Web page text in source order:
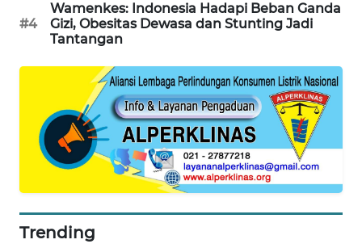
#4
Wamenkes: Indonesia Hadapi Beban Ganda
Gizi, Obesitas Dewasa dan Stunting Jadi
Tantangan
Trending
WAHANA
PERSONA
WAHANA
WAHANA
HEALTH